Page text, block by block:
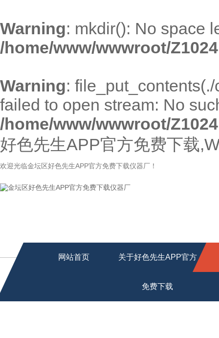
Warning: mkdir(): No space
/home/www/wwwroot/
Warning:
failed to open stream: No
/home/www/wwwroot/
好色先生APP官方免费下载
欢迎光临金坛区好色先生APP官方免费下载仪器厂！
网站首页 关于好色先生APP官方
免费下载